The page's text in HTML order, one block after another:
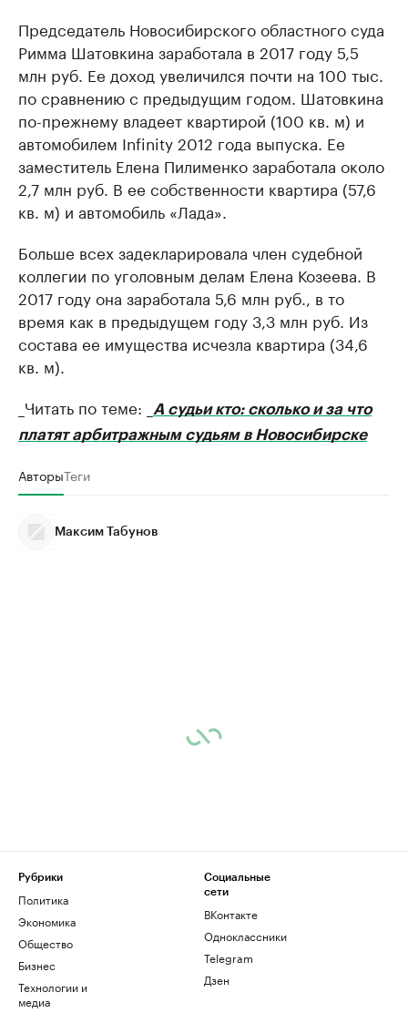
Председатель Новосибирского областного суда
Римма Шатовкина заработала в 2017 году 5,5
млн руб. Ее доход увеличился почти на 100 тыс.
по сравнению с предыдущим годом. Шатовкина
по-прежнему владеет квартирой (100 кв. м) и
автомобилем Infinity 2012 года выпуска. Ее
заместитель Елена Пилименко заработала около
2,7 млн руб. В ее собственности квартира (57,6
кв. м) и автомобиль «Лада».
Больше всех задекларировала член судебной
коллегии по уголовным делам Елена Козеева. В
2017 году она заработала 5,6 млн руб., в то
время как в предыдущем году 3,3 млн руб. Из
состава ее имущества исчезла квартира (34,6
кв. м).
_Читать по теме: _
А судьи кто: сколько и за что
платят арбитражным судьям в Новосибирске
АвторыТеги
Максим Табунов
Рубрики
Политика
Экономика
Общество
Бизнес
Технологии и
медиа
Социальные
сети
ВКонтакте
Одноклассники
Telegram
Дзен